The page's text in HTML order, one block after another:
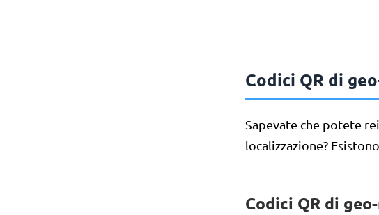
Codici QR di
Sapevate che potete
localizzazione?
Codici QR di